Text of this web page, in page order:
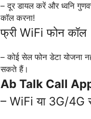
– दूर डायल करें और ध्वनि
कॉल करना!
फ्री WiFi फोन कॉल
– कोई सेल फोन डेटा योजना
सकते हैं।
Ab Talk Call
– WiFi या 3G/4G